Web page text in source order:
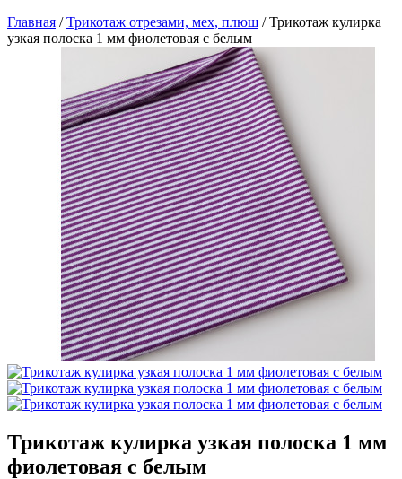
Главная /Трикотаж отрезами, мех, плюш /Трикотаж кулирка
узкая полоска 1 мм фиолетовая с белым
Трикотаж кулирка узкая полоска 1 мм
фиолетовая с белым